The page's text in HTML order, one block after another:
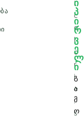
i
c
a
l
o
r
i
e
.
s
ი
პ
ი
რ
ვ
ე
ლ
ი
გ
ა
მ
ო